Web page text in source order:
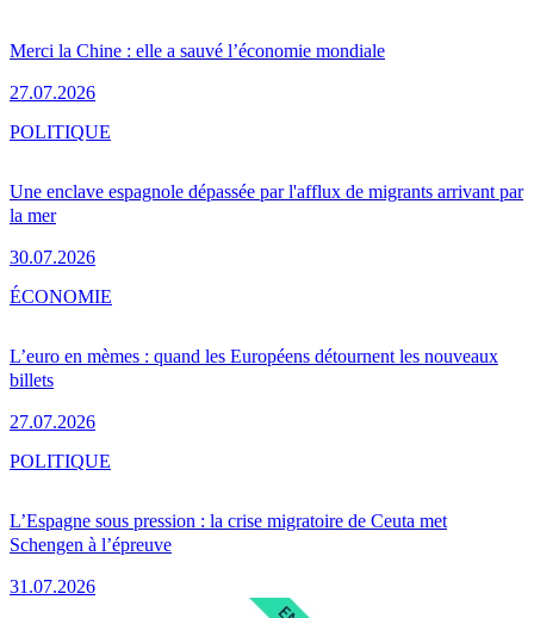
Merci la Chine : elle a sauvé l’économie mondiale
27.07.2026
Une enclave espagnole dépassée par l'afflux de migrants arrivant par
la mer
30.07.2026
POLITIQUE
L’euro en mèmes : quand les Européens détournent les nouveaux
billets
27.07.2026
ÉCONOMIE
L’Espagne sous pression : la crise migratoire de Ceuta met
Schengen à l’épreuve
31.07.2026
POLITIQUE